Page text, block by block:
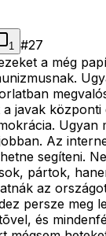
1 #27
a még
javak központi
Ugyan
Az
segíteni.
pártok,
az
persze meg
és